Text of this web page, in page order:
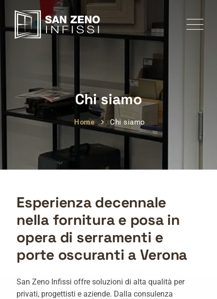
Chi siamo
Home Chi siamo
Esperienza decennale
nella fornitura e posa in
opera di serramenti e
porte oscuranti a Verona
San Zeno Infissi offre soluzioni di alta qualità per
privati, progettisti e aziende. Dalla consulenza